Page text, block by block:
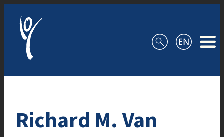
Richard M. Van